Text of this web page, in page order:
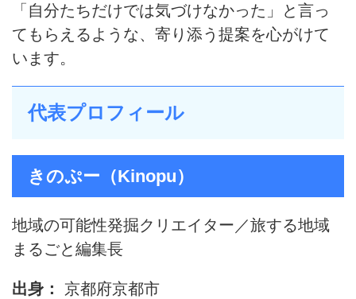
「自分たちだけでは気づけなかった」と言っ
てもらえるような、寄り添う提案を心がけて
います。
代表プロフィール
きのぷー（Kinopu）
地域の可能性発掘クリエイター／旅する地域
まるごと編集長
出身： 京都府京都市